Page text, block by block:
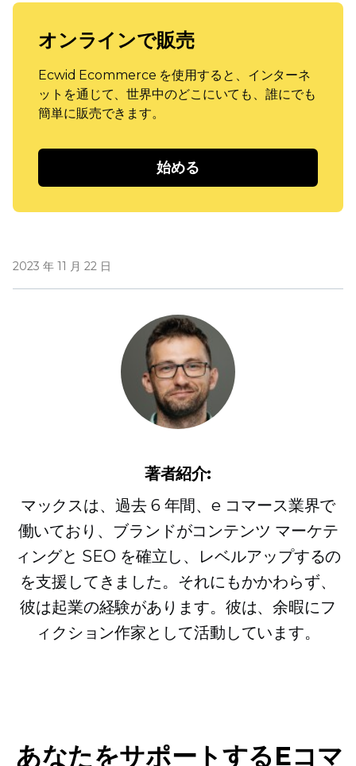
オンラインで販売
Ecwid Ecommerce を使用すると、インターネ
ットを通じて、世界中のどこにいても、誰にでも
簡単に販売できます。
始める
2023 年 11 月 22 日
著者紹介:
マックスは、過去 6 年間、e コマース業界で
働いており、ブランドがコンテンツ マーケテ
ィングと SEO を確立し、レベルアップするの
を支援してきました。それにもかかわらず、
彼は起業の経験があります。彼は、余暇にフ
ィクション作家として活動しています。
あなたをサポートするEコマ